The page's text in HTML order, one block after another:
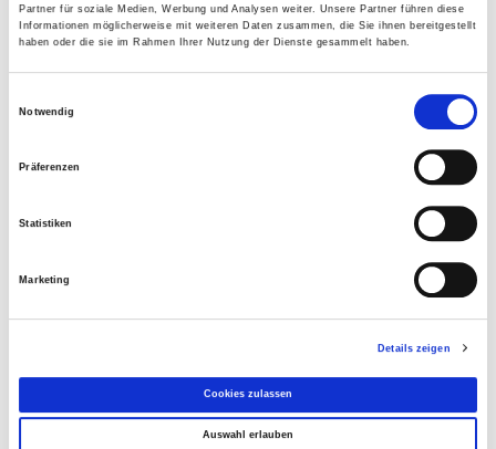
Partner für soziale Medien, Werbung und Analysen weiter. Unsere Partner führen diese
Informationen möglicherweise mit weiteren Daten zusammen, die Sie ihnen bereitgestellt
haben oder die sie im Rahmen Ihrer Nutzung der Dienste gesammelt haben.
Notwendig
Präferenzen
Statistiken
Marketing
Details zeigen
Cookies zulassen
Auswahl erlauben
Insektenschutz-Drehtür